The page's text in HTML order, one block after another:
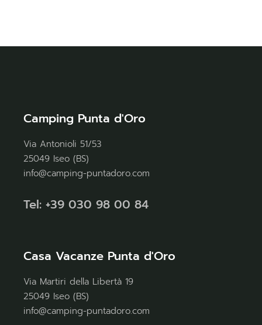
Camping Punta d'Oro
Via Antonioli 51/53
25049 Iseo (BS)
info@camping-puntadoro.com
Tel: +39 030 98 00 84
Casa Vacanze Punta d'Oro
Via Martiri della Libertà 19
25049 Iseo (BS)
info@camping-puntadoro.com